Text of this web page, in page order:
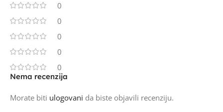
0
0
0
0
0
Nema recenzija
Morate biti ulogovani da biste objavili recenziju.